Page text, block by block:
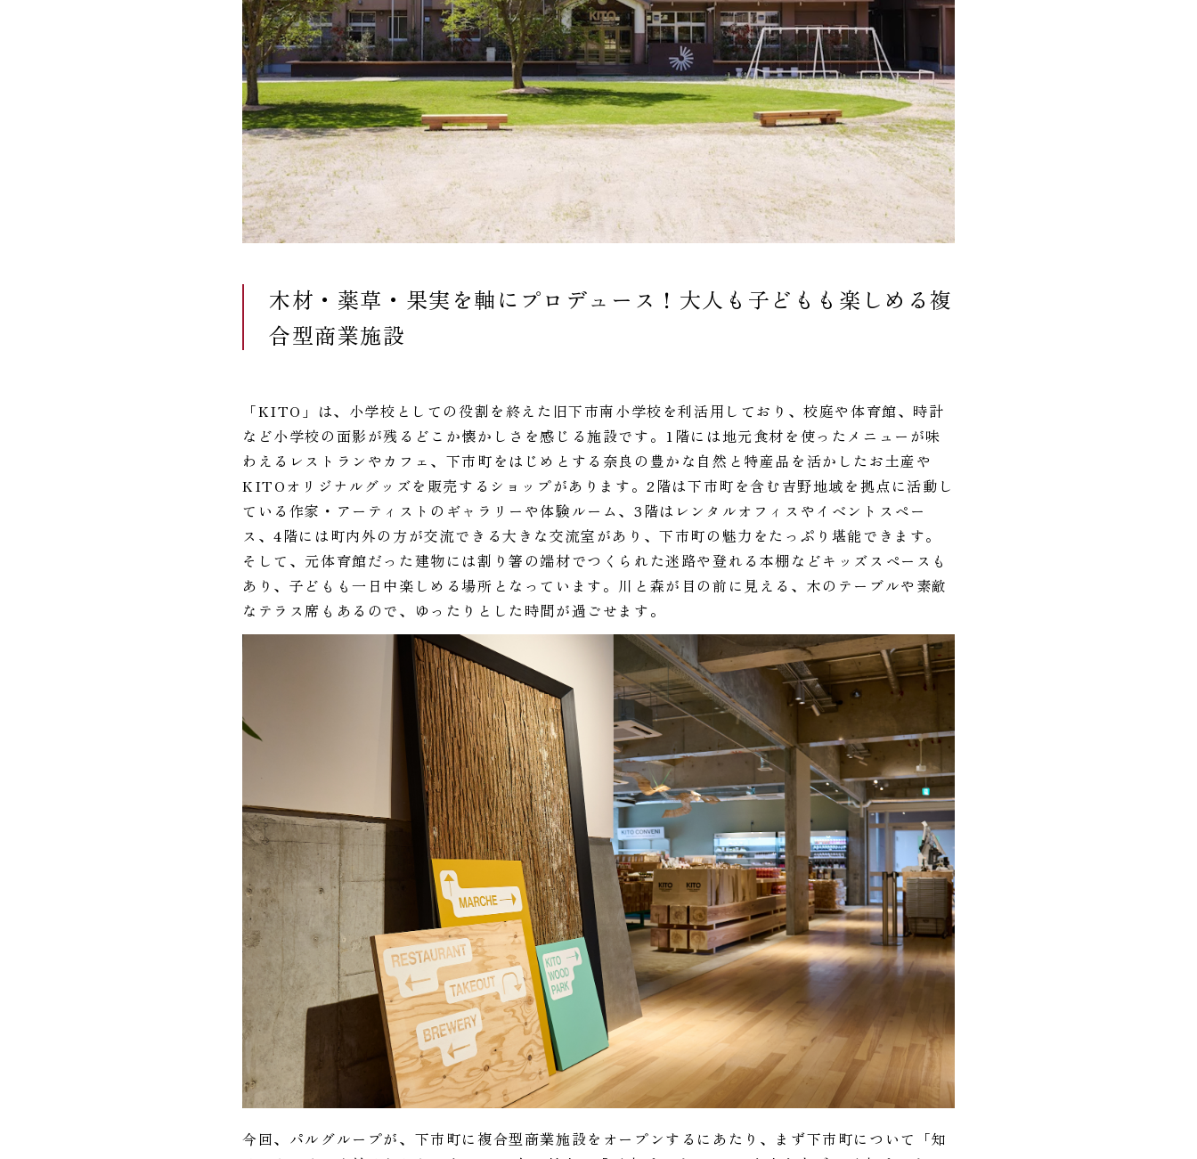
木材・薬草・果実を軸にプロデュース！大人も子どもも楽しめる複
合型商業施設
「KITO」は、小学校としての役割を終えた旧下市南小学校を利活用しており、校庭や体育館、時計
など小学校の面影が残るどこか懐かしさを感じる施設です。1階には地元食材を使ったメニューが味
わえるレストランやカフェ、下市町をはじめとする奈良の豊かな自然と特産品を活かしたお土産や
KITOオリジナルグッズを販売するショップがあります。2階は下市町を含む吉野地域を拠点に活動し
ている作家・アーティストのギャラリーや体験ルーム、3階はレンタルオフィスやイベントスペー
ス、4階には町内外の方が交流できる大きな交流室があり、下市町の魅力をたっぷり堪能できます。
そして、元体育館だった建物には割り箸の端材でつくられた迷路や登れる本棚などキッズスペースも
あり、子どもも一日中楽しめる場所となっています。川と森が目の前に見える、木のテーブルや素敵
なテラス席もあるので、ゆったりとした時間が過ごせます。
今回、パルグループが、下市町に複合型商業施設をオープンするにあたり、まず下市町について「知